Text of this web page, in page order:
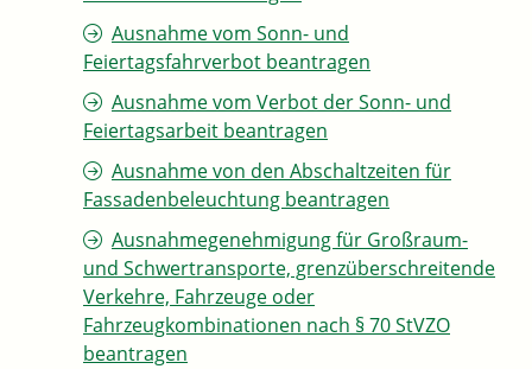
Ausnahme vom Sonn- und
Feiertagsfahrverbot beantragen
Ausnahme vom Verbot der Sonn- und
Feiertagsarbeit beantragen
Ausnahme von den Abschaltzeiten für
Fassadenbeleuchtung beantragen
Ausnahmegenehmigung für Großraum-
und Schwertransporte, grenzüberschreitende
Verkehre, Fahrzeuge oder
Fahrzeugkombinationen nach § 70 StVZO
beantragen